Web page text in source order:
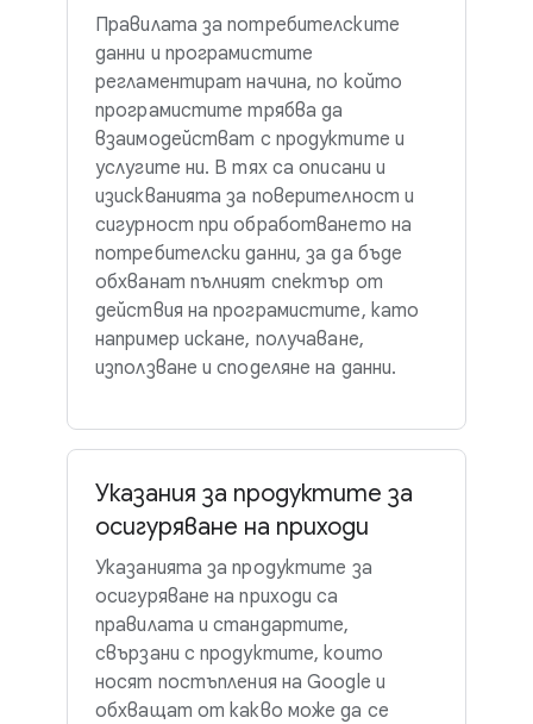
Правилата за потребителските
данни и програмистите
регламентират начина, по който
програмистите трябва да
взаимодействат с продуктите и
услугите ни. В тях са описани и
изискванията за поверителност и
сигурност при обработването на
потребителски данни, за да бъде
обхванат пълният спектър от
действия на програмистите, като
например искане, получаване,
използване и споделяне на данни.
Указания за продуктите за
осигуряване на приходи
Указанията за продуктите за
осигуряване на приходи са
правилата и стандартите,
свързани с продуктите, които
носят постъпления на Google и
обхващат от какво може да се